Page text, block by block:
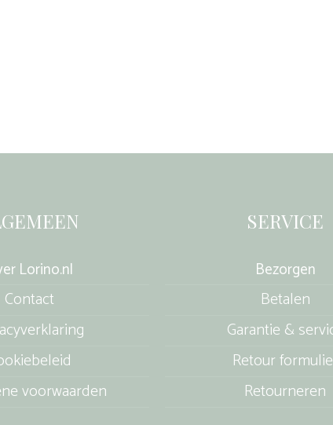
Lorino.nl
Contact
voorwaarden
SERVICE
Bezorgen
Betalen
Garantie &
Retour
Retourneren